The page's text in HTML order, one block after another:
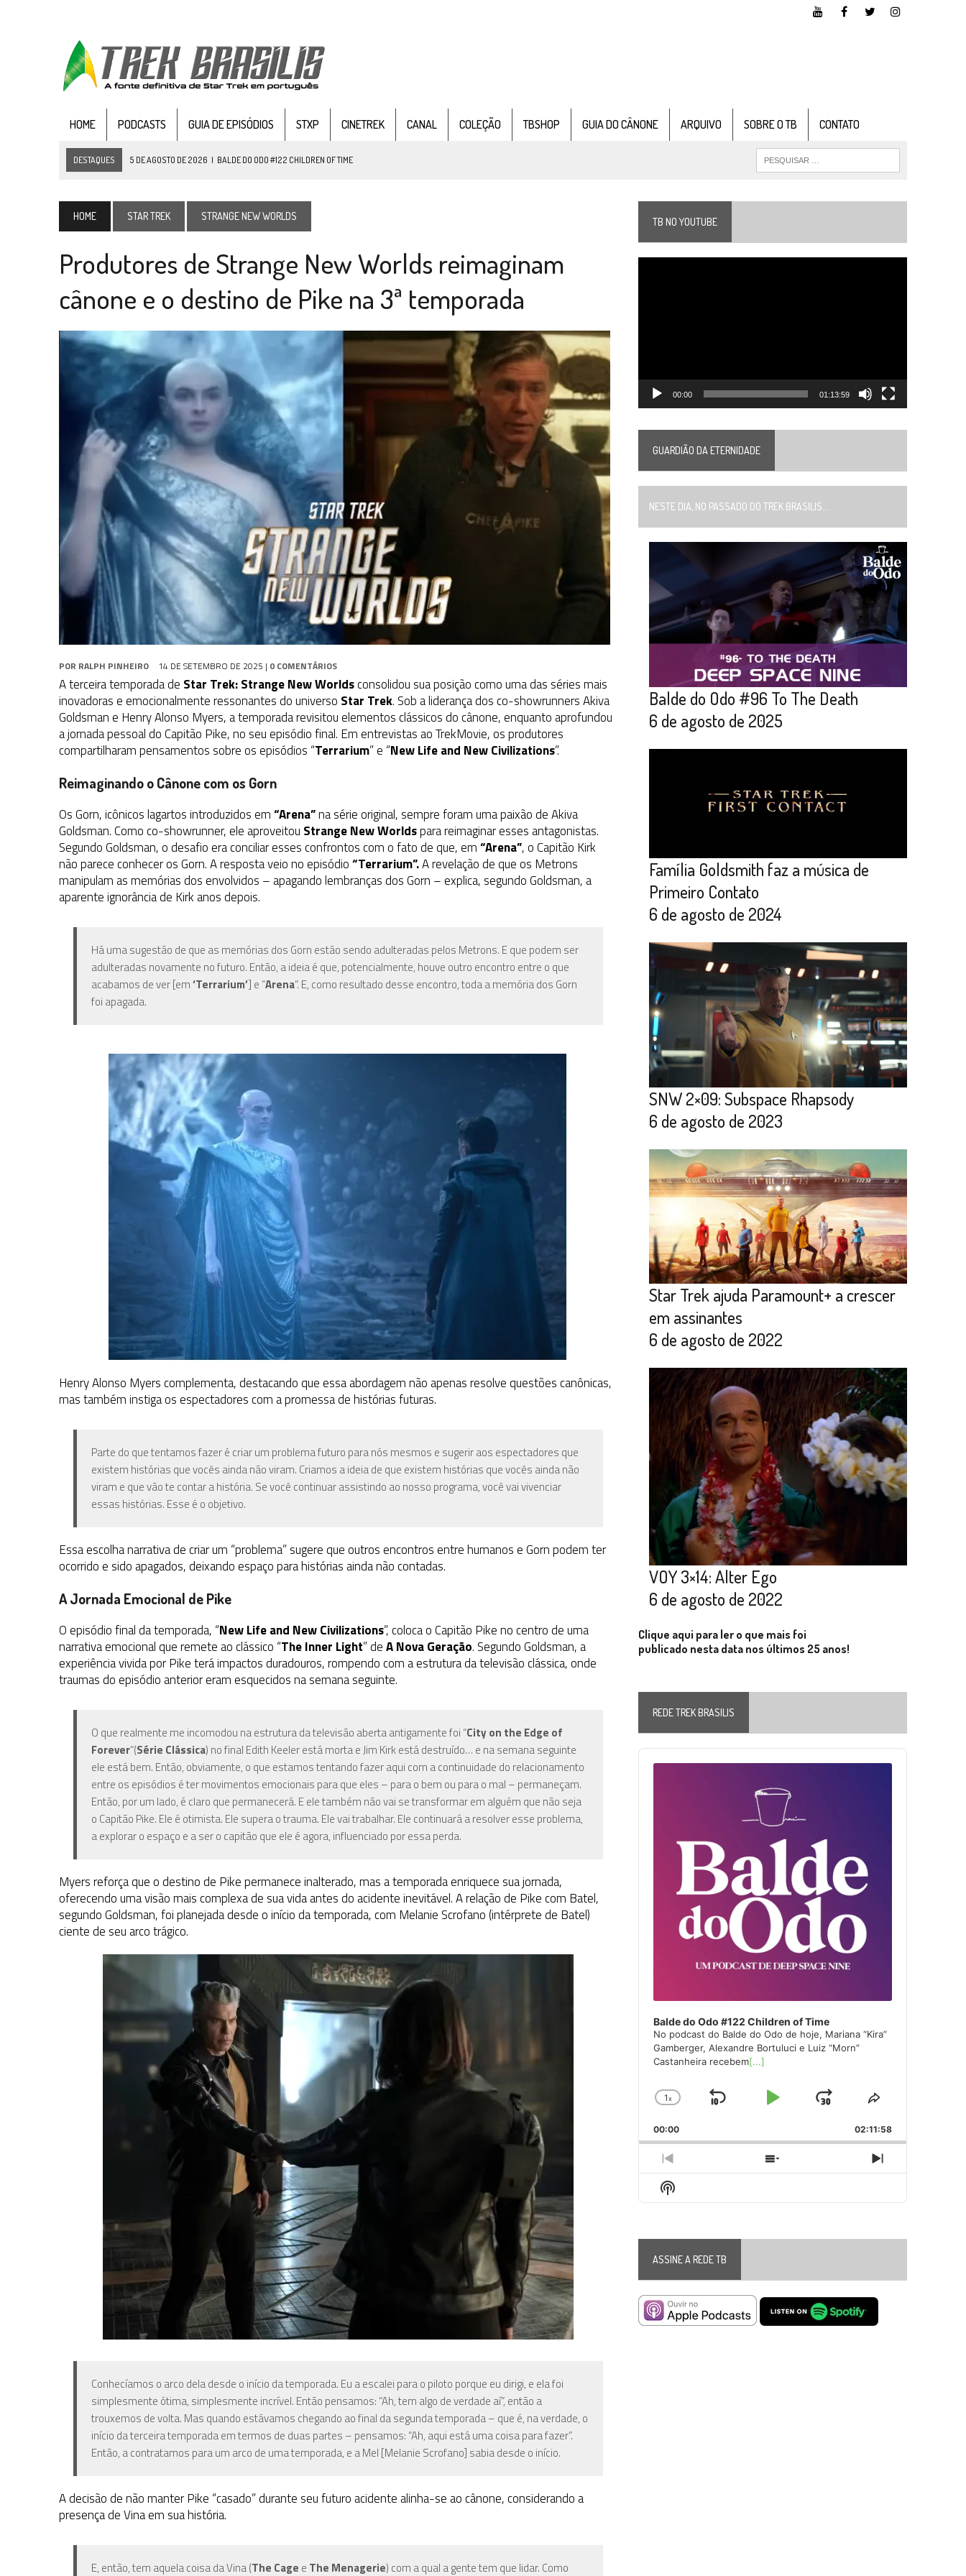
HOME PODCASTS GUIA DE EPISÓDIOS STXP CINETREK CANAL COLEÇÃO TBSHOP GUIA DO CÂNONE ARQUIVO SOBRE O TB CONTATO
DESTAQUES 5 DE AGOSTO DE 2026 | BALDE DO ODO #122 CHILDREN OF TIME
3 DE AGOSTO DE 2026 | PARAMOUNT E CBS DERRUBAM NOVO VÍDEO DO FILME DE FÃS AXANAR HORAS APÓS ESTREIA
2 DE AGOSTO DE 2026 TB AO VIVO | STAR TREK: STRANGE NEW WORLDS – “THE GRIFFIN INCIDENT” (4×02)
ELENCO DE STRANGE NEW WORLDS ENCARA O FIM DE UMA ERA NA SDCC
31 DE JULHO DE 2026 | GRANDES JORNADAS | QUATRO EPISÓDIOS DE STAR TREK SOBRE DIFERENTES PONTOS DE VISTA
31 DE JULHO DE 2026 SNW 4×02: THE GRIFFIN INCIDENT
6 DE AGOSTO DE 2026 | AVALIE E COMENTE SNW 4×03: HUMAN BEST FRIEND
HOME STAR TREK STRANGE NEW WORLDS
Produtores de Strange New Worlds reimaginam
cânone e o destino de Pike na 3ª temporada
POR RALPH PINHEIRO 14 DE SETEMBRO DE 2025 | 0 COMENTÁRIOS
A terceira temporada de Star Trek: Strange New Worldsconsolidou sua posição como uma das séries mais
inovadoras e emocionalmente ressonantes do universo Star Trek. Sob a liderança dos co-showrunners Akiva
Goldsman e Henry Alonso Myers, a temporada revisitou elementos clássicos do cânone, enquanto aprofundou
a jornada pessoal do Capitão Pike, no seu episódio final. Em entrevistas ao TrekMovie, os produtores
compartilharam pensamentos sobre os episódios “Terrarium” e “New Life and New Civilizations”.
Reimaginando o Cânone com os Gorn
Os Gorn, icônicos lagartos introduzidos em“Arena”na série original, sempre foram uma paixão de Akiva
Goldsman. Como co-showrunner, ele aproveitou Strange New Worldspara reimaginar esses antagonistas.
Segundo Goldsman, o desafio era conciliar esses confrontos com o fato de que, em“Arena”, o Capitão Kirk
não parece conhecer os Gorn. A resposta veio no episódio“Terrarium”.A revelação de que os Metrons
manipulam as memórias dos envolvidos – apagando lembranças dos Gorn – explica, segundo Goldsman, a
aparente ignorância de Kirk anos depois.
Há uma sugestão de que as memórias dos Gorn estão sendo adulteradas pelos Metrons. E que podem ser
adulteradas novamente no futuro. Então, a ideia é que, potencialmente, houve outro encontro entre o que
acabamos de ver [em‘Terrarium’] e “Arena“. E, como resultado desse encontro, toda a memória dos Gorn
foi apagada.
Henry Alonso Myers complementa, destacando que essa abordagem não apenas resolve questões canônicas,
mas também instiga os espectadores com a promessa de histórias futuras.
Parte do que tentamos fazer é criar um problema futuro para nós mesmos e sugerir aos espectadores que
existem histórias que vocês ainda não viram. Criamos a ideia de que existem histórias que vocês ainda não
viram e que vão te contar a história. Se você continuar assistindo ao nosso programa, você vai vivenciar
essas histórias. Esse é o objetivo.
Essa escolha narrativa de criar um “problema” sugere que outros encontros entre humanos e Gorn podem ter
ocorrido e sido apagados, deixando espaço para histórias ainda não contadas.
A Jornada Emocional de Pike
O episódio final da temporada, “New Life and New Civilizations”, coloca o Capitão Pike no centro de uma
narrativa emocional que remete ao clássico “The Inner Light” deA Nova Geração. Segundo Goldsman, a
experiência vivida por Pike terá impactos duradouros, rompendo com a estrutura da televisão clássica, onde
traumas do episódio anterior eram esquecidos na semana seguinte.
O que realmente me incomodou na estrutura da televisão aberta antigamente foi “City on the Edge of
Forever“(Série Clássica) no final Edith Keeler está morta e Jim Kirk está destruído… e na semana seguinte
ele está bem. Então, obviamente, o que estamos tentando fazer aqui com a continuidade do relacionamento
entre os episódios é ter movimentos emocionais para que eles – para o bem ou para o mal – permaneçam.
Então, por um lado, é claro que permanecerá. E ele também não vai se transformar em alguém que não seja
o Capitão Pike. Ele é otimista. Ele supera o trauma. Ele vai trabalhar. Ele continuará a resolver esse problema,
a explorar o espaço e a ser o capitão que ele é agora, influenciado por essa perda.
Myers reforça que o destino de Pike permanece inalterado, mas a temporada enriquece sua jornada,
oferecendo uma visão mais complexa de sua vida antes do acidente inevitável.A relação de Pike com Batel,
segundo Goldsman, foi planejada desde o início da temporada, com Melanie Scrofano (intérprete de Batel)
ciente de seu arco trágico.
Conhecíamos o arco dela desde o início da temporada. Eu a escalei para o piloto porque eu dirigi, e ela foi
simplesmente ótima, simplesmente incrível. Então pensamos: “Ah, tem algo de verdade aí”, então a
trouxemos de volta. Mas quando estávamos chegando ao final da segunda temporada – que é, na verdade, o
início da terceira temporada em termos de duas partes – pensamos: “Ah, aqui está uma coisa para fazer”.
Então, a contratamos para um arco de uma temporada, e a Mel [Melanie Scrofano] sabia desde o início.
A decisão de não manter Pike “casado” durante seu futuro acidente alinha-se ao cânone, considerando a
presença de Vina em sua história.
E, então, tem aquela coisada Vina (The Cage e The Menagerie) com a qual a gente tem que lidar. Como
TB NO YOUTUBE
00:00 01:13:59
GUARDIÃO DA ETERNIDADE
NESTE DIA, NO PASSADO DO TREK BRASILIS...
Balde do Odo #96 To The Death
6 de agosto de 2025
Família Goldsmith faz a música de
Primeiro Contato
6 de agosto de 2024
SNW 2×09: Subspace Rhapsody
6 de agosto de 2023
Star Trek ajuda Paramount+ a crescer
em assinantes
6 de agosto de 2022
VOY 3×14: Alter Ego
6 de agosto de 2022
Clique aqui para ler o que mais foi
publicado nesta data nos últimos 25 anos!
REDE TREK BRASILIS
Audio
Player
Balde do Odo #122 Children of Time
No podcast do Balde do Odo de hoje, Mariana “Kira”
Gamberger, Alexandre Bortuluci e Luiz “Morn”
Castanheira recebem[...]
Change
Rate
1x
Skip
Play
Jump
Forward
Share
Episode
00:00 02:11:58
Previous
Episode
Show
Episodes
Next
Episode
Show
Podcast
ASSINE A REDE TB